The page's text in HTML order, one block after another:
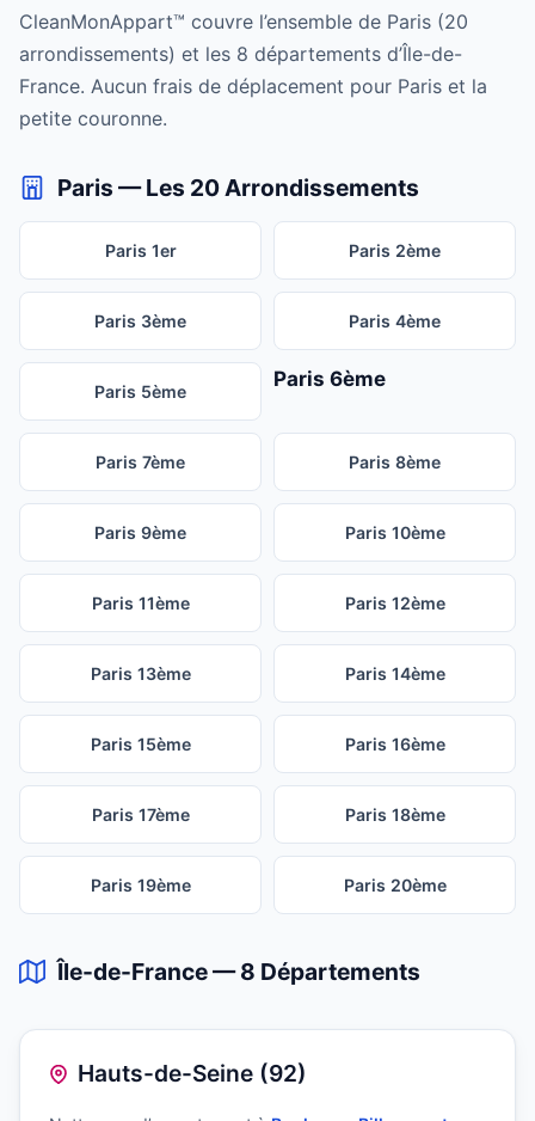
CleanMonAppart™ couvre l’ensemble de Paris (20
arrondissements) et les 8 départements d’Île-de-
France. Aucun frais de déplacement pour Paris et la
petite couronne.
Paris — Les 20 Arrondissements
Paris 1er Paris 2ème
Paris 3ème Paris 4ème
Paris 5ème
Paris 6ème
Paris 7ème Paris 8ème
Paris 9ème Paris 10ème
Paris 11ème Paris 12ème
Paris 13ème Paris 14ème
Paris 15ème Paris 16ème
Paris 17ème Paris 18ème
Paris 19ème Paris 20ème
Île-de-France — 8 Départements
Hauts-de-Seine (92)